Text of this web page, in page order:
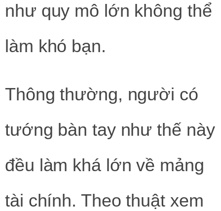
như quy mô lớn không thể
làm khó bạn.
Thông thường, người có
tướng bàn tay như thế này
đều làm khá lớn về mảng
tài chính. Theo thuật xem